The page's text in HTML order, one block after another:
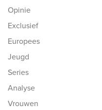
Opinie
Exclusief
Europees
Jeugd
Series
Analyse
Vrouwen